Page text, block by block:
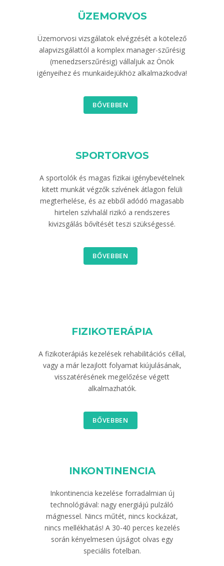
ÜZEMORVOS
Üzemorvosi vizsgálatok elvégzését a kötelező
alapvizsgálattól a komplex manager-szűrésig
(menedzserszűrésig) vállaljuk az Önök
igényeihez és munkaidejükhöz alkalmazkodva!
BŐVEBBEN
SPORTORVOS
A sportolók és magas fizikai igénybevételnek
kitett munkát végzők szívének átlagon felüli
megterhelése, és az ebből adódó magasabb
hirtelen szívhalál rizikó a rendszeres
kivizsgálás bővítését teszi szükségessé.
BŐVEBBEN
FIZIKOTERÁPIA
A fizikoterápiás kezelések rehabilitációs céllal,
vagy a már lezajlott folyamat kiújulásának,
visszatérésének megelőzése végett
alkalmazhatók.
BŐVEBBEN
INKONTINENCIA
Inkontinencia kezelése forradalmian új
technológiával: nagy energiájú pulzáló
mágnessel. Nincs műtét, nincs kockázat,
nincs mellékhatás! A 30-40 perces kezelés
során kényelmesen újságot olvas egy
speciális fotelban.